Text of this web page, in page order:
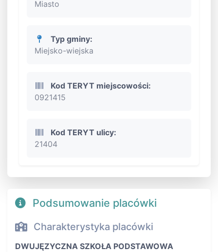
Miasto
Typ gminy:
Miejsko-wiejska
Kod TERYT miejscowości:
0921415
Kod TERYT ulicy:
21404
Podsumowanie placówki
Charakterystyka placówki
DWUJĘZYCZNA SZKOŁA PODSTAWOWA